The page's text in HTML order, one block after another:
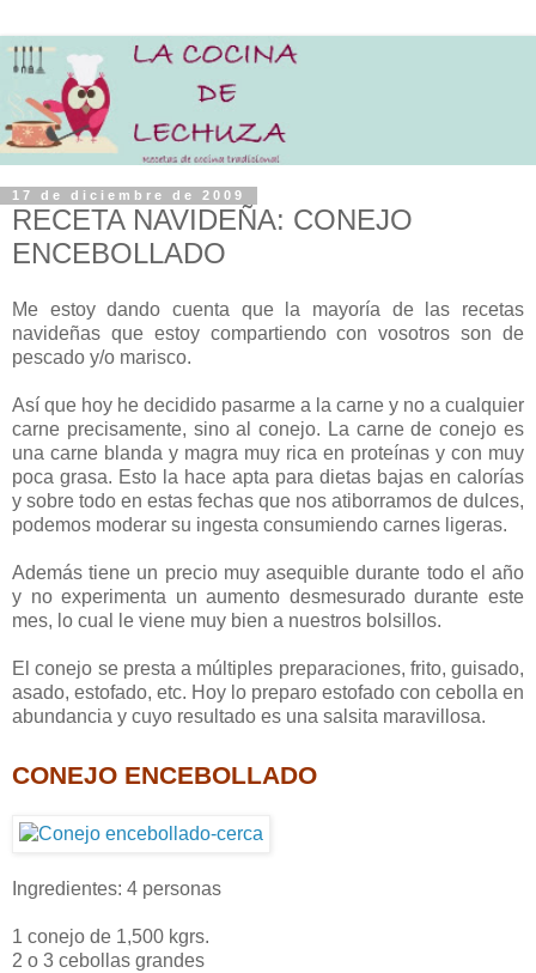
17 de diciembre de 2009
RECETA NAVIDEÑA: CONEJO
ENCEBOLLADO
Me estoy dando cuenta que la mayoría de las recetas
navideñas que estoy compartiendo con vosotros son de
pescado y/o marisco.
Así que hoy he decidido pasarme a la carne y no a cualquier
carne precisamente, sino al conejo. La carne de conejo es
una carne blanda y magra muy rica en proteínas y con muy
poca grasa. Esto la hace apta para dietas bajas en calorías
y sobre todo en estas fechas que nos atiborramos de dulces,
podemos moderar su ingesta consumiendo carnes ligeras.
Además tiene un precio muy asequible durante todo el año
y no experimenta un aumento desmesurado durante este
mes, lo cual le viene muy bien a nuestros bolsillos.
El conejo se presta a múltiples preparaciones, frito, guisado,
asado, estofado, etc. Hoy lo preparo estofado con cebolla en
abundancia y cuyo resultado es una salsita maravillosa.
CONEJO ENCEBOLLADO
Ingredientes: 4 personas
1 conejo de 1,500 kgrs.
2 o 3 cebollas grandes